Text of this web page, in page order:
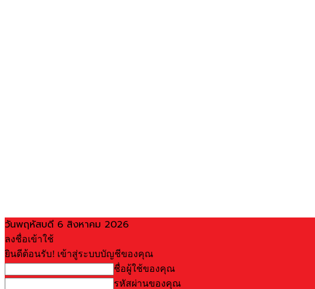
วันพฤหัสบดี 6 สิงหาคม 2026
ลงชื่อเข้าใช้
ยินดีต้อนรับ! เข้าสู่ระบบบัญชีของคุณ
ชื่อผู้ใช้ของคุณ
รหัสผ่านของคุณ